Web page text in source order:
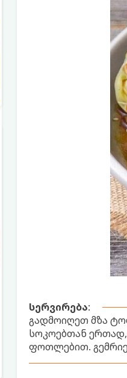
სერვირება:
გადმოიღეთ მზა
სოკოებთან
ფოთლებით.